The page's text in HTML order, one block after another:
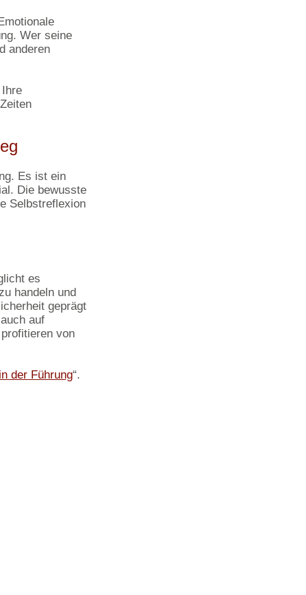
Wer seine
anderen
Es ist ein
Die bewusste
Selbstreflexion
es
handeln und
geprägt
auf
von
der Führung“.